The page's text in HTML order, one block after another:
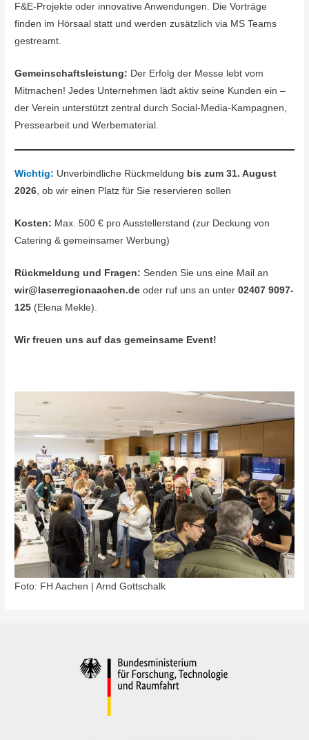
F&E-Projekte oder innovative Anwendungen. Die Vorträge
finden im Hörsaal statt und werden zusätzlich via MS Teams
gestreamt.
Gemeinschaftsleistung: Der Erfolg der Messe lebt vom
Mitmachen! Jedes Unternehmen lädt aktiv seine Kunden ein –
der Verein unterstützt zentral durch Social-Media-Kampagnen,
Pressearbeit und Werbematerial.
Wichtig: Unverbindliche Rückmeldung bis zum 31. August
2026, ob wir einen Platz für Sie reservieren sollen
Kosten: Max. 500 € pro Ausstellerstand (zur Deckung von
Catering & gemeinsamer Werbung)
Rückmeldung und Fragen: Senden Sie uns eine Mail an
wir@laserregionaachen.deoder ruf uns an unter02407 9097-
125 (Elena Mekle).
Wir freuen uns auf das gemeinsame Event!
Foto: FH Aachen | Arnd Gottschalk